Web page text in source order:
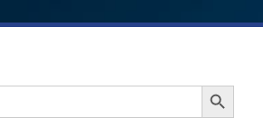
Search Button